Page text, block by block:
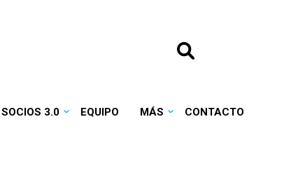
SOCIOS 3.0 EQUIPO MÁS CONTACTO